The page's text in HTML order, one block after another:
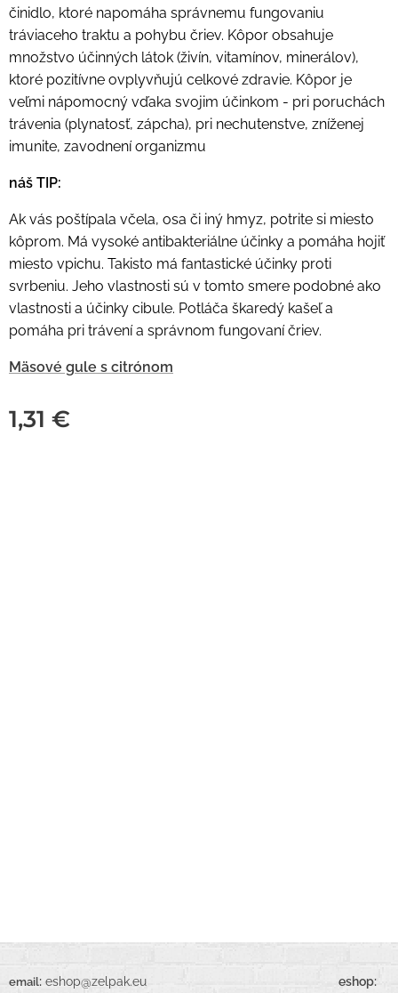
činidlo, ktoré napomáha správnemu fungovaniu
tráviaceho traktu a pohybu čriev. Kôpor obsahuje
množstvo účinných látok (živín, vitamínov, minerálov),
ktoré pozitívne ovplyvňujú celkové zdravie. Kôpor je
veľmi nápomocný vďaka svojim účinkom - pri poruchách
trávenia (plynatosť, zápcha), pri nechutenstve, zníženej
imunite, zavodnení organizmu
náš TIP:
Ak vás poštípala včela, osa či iný hmyz, potrite si miesto
kôprom. Má vysoké antibakteriálne účinky a pomáha hojiť
miesto vpichu. Takisto má fantastické účinky proti
svrbeniu. Jeho vlastnosti sú v tomto smere podobné ako
vlastnosti a účinky cibule. Potláča škaredý kašeľ a
pomáha pri trávení a správnom fungovaní čriev.
Mäsové gule s citrónom
1,31 €
email: eshop@zelpak.eu eshop: